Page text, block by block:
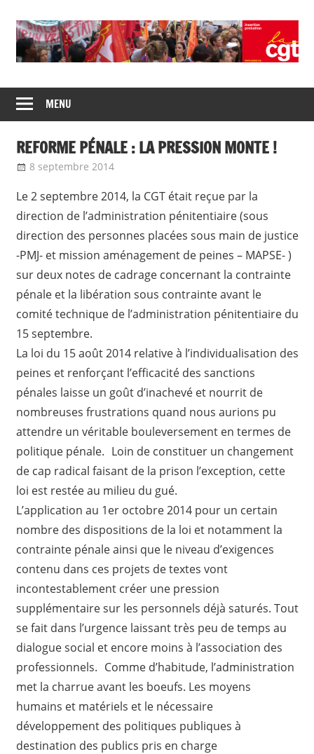
content
CGT
insertion
probation
de
syndicats
CGT
insertion
probation
MENU
REFORME PÉNALE : LA PRESSION MONTE !
8 septembre 2014
Le 2 septembre 2014, la CGT était reçue par la
direction de l’administration pénitentiaire (sous
direction des personnes placées sous main de justice
-PMJ- et mission aménagement de peines – MAPSE- )
sur deux notes de cadrage concernant la contrainte
pénale et la libération sous contrainte avant le
comité technique de l’administration pénitentiaire du
15 septembre.
La loi du 15 août 2014 relative à l’individualisation des
peines et renforçant l’efficacité des sanctions
pénales laisse un goût d’inachevé et nourrit de
nombreuses frustrations quand nous aurions pu
attendre un véritable bouleversement en termes de
politique pénale. Loin de constituer un changement
de cap radical faisant de la prison l’exception, cette
loi est restée au milieu du gué.
L’application au 1er octobre 2014 pour un certain
nombre des dispositions de la loi et notamment la
contrainte pénale ainsi que le niveau d’exigences
contenu dans ces projets de textes vont
incontestablement créer une pression
supplémentaire sur les personnels déjà saturés. Tout
se fait dans l’urgence laissant très peu de temps au
dialogue social et encore moins à l’association des
professionnels. Comme d’habitude, l’administration
met la charrue avant les boeufs. Les moyens
humains et matériels et le nécessaire
développement des politiques publiques à
destination des publics pris en charge